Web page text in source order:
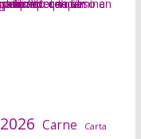
2026 Carne Carta